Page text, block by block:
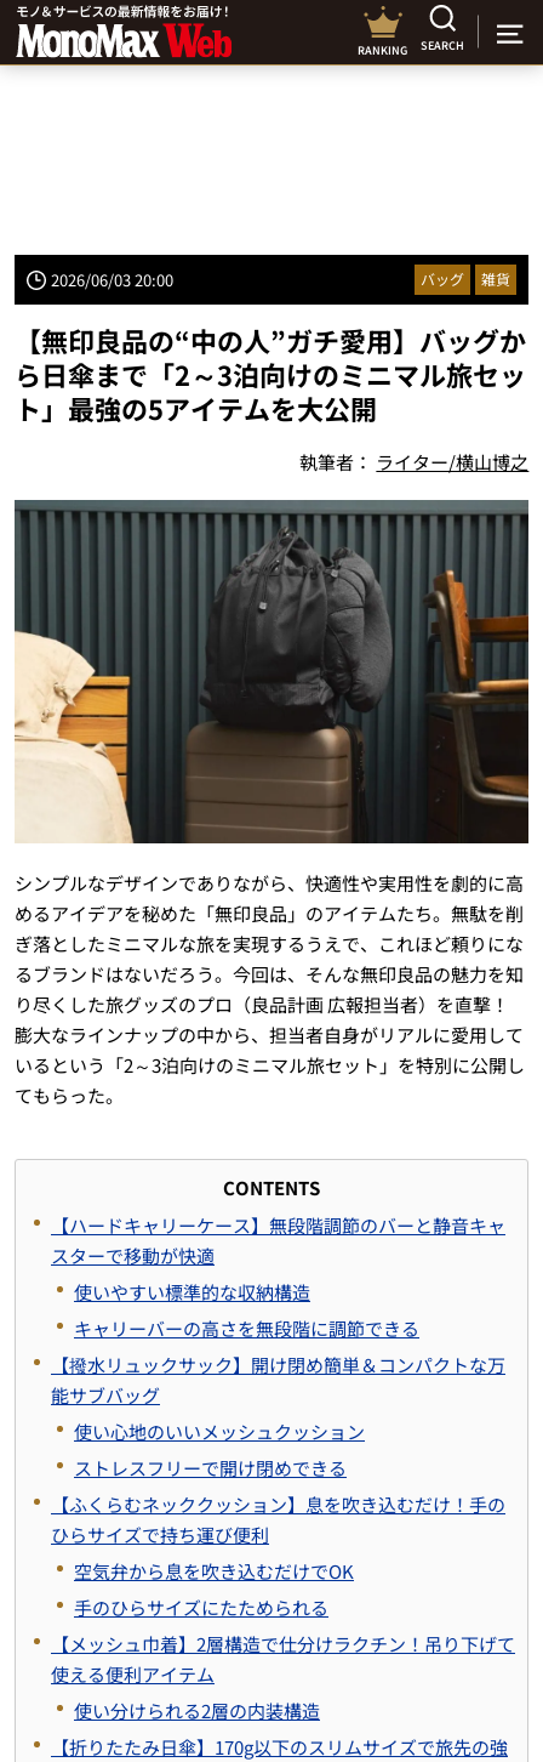
RANKING SEARCH
2026/06/03 20:00 バッグ 雑貨
【無印良品の“中の人”ガチ愛用】バッグか
ら日傘まで「2～3泊向けのミニマル旅セッ
ト」最強の5アイテムを大公開
執筆者： ライター/横山博之
シンプルなデザインでありながら、快適性や実用性を劇的に高
めるアイデアを秘めた「無印良品」のアイテムたち。無駄を削
ぎ落としたミニマルな旅を実現するうえで、これほど頼りにな
るブランドはないだろう。今回は、そんな無印良品の魅力を知
り尽くした旅グッズのプロ（良品計画 広報担当者）を直撃！
膨大なラインナップの中から、担当者自身がリアルに愛用して
いるという「2～3泊向けのミニマル旅セット」を特別に公開し
てもらった。
CONTENTS
【ハードキャリーケース】無段階調節のバーと静音キャ
スターで移動が快適
使いやすい標準的な収納構造
キャリーバーの高さを無段階に調節できる
【撥水リュックサック】開け閉め簡単＆コンパクトな万
能サブバッグ
使い心地のいいメッシュクッション
ストレスフリーで開け閉めできる
【ふくらむネッククッション】息を吹き込むだけ！手の
ひらサイズで持ち運び便利
空気弁から息を吹き込むだけでOK
手のひらサイズにたためられる
【メッシュ巾着】2層構造で仕分けラクチン！吊り下げて
使える便利アイテム
使い分けられる2層の内装構造
【折りたたみ日傘】170g以下のスリムサイズで旅先の強